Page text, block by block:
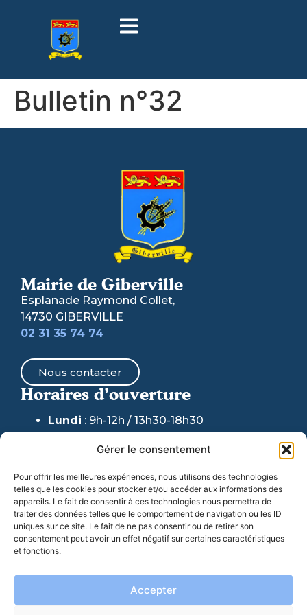
Gérer le consentement
Pour offrir les meilleures expériences, nous utilisons des technologies
telles que les cookies pour stocker et/ou accéder aux informations des
appareils. Le fait de consentir à ces technologies nous permettra de
traiter des données telles que le comportement de navigation ou les ID
uniques sur ce site. Le fait de ne pas consentir ou de retirer son
consentement peut avoir un effet négatif sur certaines caractéristiques
et fonctions.
Accepter
Bulletin n°32
Mairie de Giberville
Esplanade Raymond Collet,
14730 GIBERVILLE
02 31 35 74 74
Nous contacter
Horaires d’ouverture
Lundi : 9h-12h / 13h30-18h30
Mardi & Jeudi : 9h-12h /
13h30-17h30
téléphonique maintenu)
Mercredi: 9h-12h / 13h30-17h30
Vendredi: 9h-17h30
06 77 07 44 98